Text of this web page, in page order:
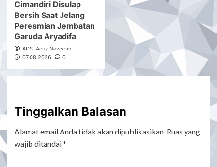
Cimandiri Disulap
Bersih Saat Jelang
Peresmian Jembatan
Garuda Aryadifa
ADS. Acuy Newsbin
07.08.2026
0
Tinggalkan Balasan
Alamat email Anda tidak akan dipublikasikan. Ruas yang
wajib ditandai*